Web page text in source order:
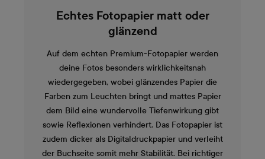
Echtes Fotopapier matt oder
glänzend
Auf dem echten Premium-Fotopapier werden
deine Fotos besonders wirklichkeitsnah
wiedergegeben, wobei glänzendes Papier die
Farben zum Leuchten bringt und mattes Papier
dem Bild eine wundervolle Tiefenwirkung gibt
sowie Reflexionen verhindert. Das Fotopapier ist
zudem dicker als Digitaldruckpapier und verleiht
der Buchseite somit mehr Stabilität. Bei richtiger